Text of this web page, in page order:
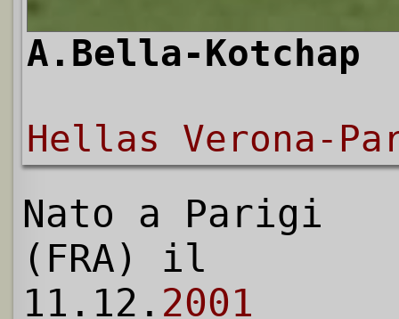
A.Bella-Kotchap
Hellas Verona-
Nato a Parigi
(FRA) il
11.12. 2001